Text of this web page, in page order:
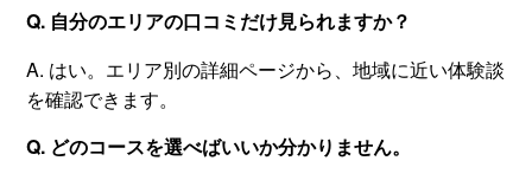
Q. 自分のエリアの口コミだけ見られますか？
A. はい。エリア別の詳細ページから、地域に近い体験談
を確認できます。
Q. どのコースを選べばいいか分かりません。